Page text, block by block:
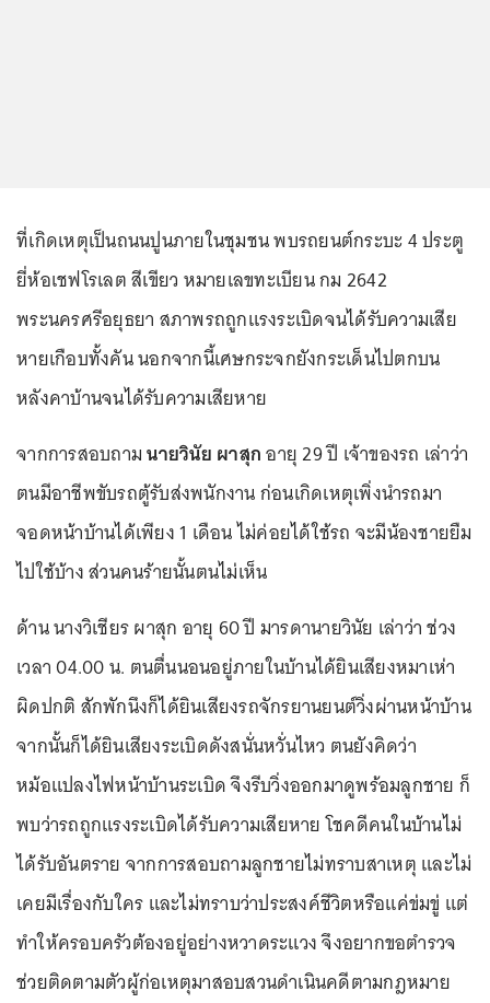
ที่เกิดเหตุเป็นถนนปูนภายในชุมชน พบรถยนต์กระบะ 4 ประตู
ยี่ห้อเชฟโรเลต สีเขียว หมายเลขทะเบียน กม 2642
พระนครศรีอยุธยา สภาพรถถูกแรงระเบิดจนได้รับความเสีย
หายเกือบทั้งคัน นอกจากนี้เศษกระจกยังกระเด็นไปตกบน
หลังคาบ้านจนได้รับความเสียหาย
จากการสอบถามนายวินัย ผาสุกอายุ 29 ปี เจ้าของรถ เล่าว่า
ตนมีอาชีพขับรถตู้รับส่งพนักงาน ก่อนเกิดเหตุเพิ่งนำรถมา
จอดหน้าบ้านได้เพียง 1 เดือน ไม่ค่อยได้ใช้รถ จะมีน้องชายยืม
ไปใช้บ้าง ส่วนคนร้ายนั้นตนไม่เห็น
ด้าน นางวิเชียร ผาสุก อายุ 60 ปี มารดานายวินัย เล่าว่า ช่วง
เวลา 04.00 น. ตนตื่นนอนอยู่ภายในบ้านได้ยินเสียงหมาเห่า
ผิดปกติ สักพักนึงก็ได้ยินเสียงรถจักรยานยนต์วิ่งผ่านหน้าบ้าน
จากนั้นก็ได้ยินเสียงระเบิดดังสนั่นหวั่นไหว ตนยังคิดว่า
หม้อแปลงไฟหน้าบ้านระเบิด จึงรีบวิ่งออกมาดูพร้อมลูกชาย ก็
พบว่ารถถูกแรงระเบิดได้รับความเสียหาย โชคดีคนในบ้านไม่
ได้รับอันตราย จากการสอบถามลูกชายไม่ทราบสาเหตุ และไม่
เคยมีเรื่องกับใคร และไม่ทราบว่าประสงค์ชีวิตหรือแค่ข่มขู่ แต่
ทำให้ครอบครัวต้องอยู่อย่างหวาดระแวง จึงอยากขอตำรวจ
ช่วยติดตามตัวผู้ก่อเหตุมาสอบสวนดำเนินคดีตามกฎหมาย